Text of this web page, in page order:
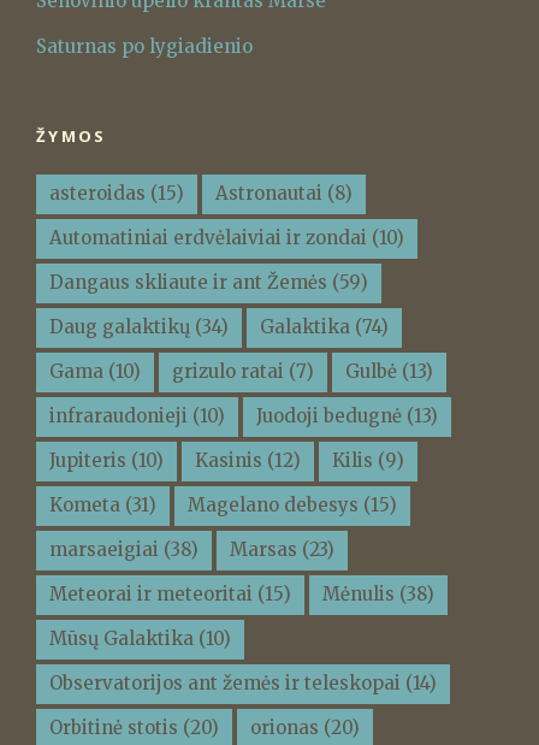
Saturnas po lygiadienio
ŽYMOS
asteroidas (15) Astronautai (8)
Automatiniai erdvėlaiviai ir zondai (10)
Dangaus skliaute ir ant Žemės (59)
Daug galaktikų (34) Galaktika (74)
Gama (10) grizulo ratai (7) Gulbė (13)
infraraudonieji (10) Juodoji bedugnė (13)
Jupiteris (10) Kasinis (12) Kilis (9)
Kometa (31) Magelano debesys (15)
marsaeigiai (38) Marsas (23)
Meteorai ir meteoritai (15) Mėnulis (38)
Mūsų Galaktika (10)
Observatorijos ant žemės ir teleskopai (14)
Orbitinė stotis (20) orionas (20)